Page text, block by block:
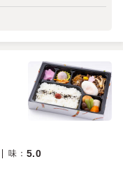
味 ： 5.0